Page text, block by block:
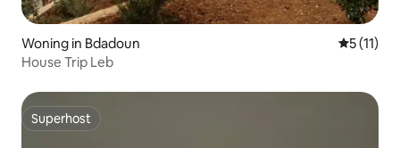
Woning in Bdadoun
5 (11)
House Trip Leb
Superhost
Superhost